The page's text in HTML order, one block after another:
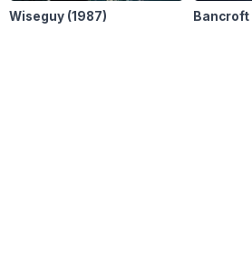
Wiseguy (1987) Bancroft